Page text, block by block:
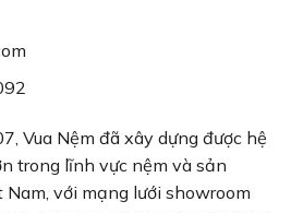
Vua Nệm đã xây dựng được hệ
trong lĩnh vực nệm và sản
với mạng lưới showroom